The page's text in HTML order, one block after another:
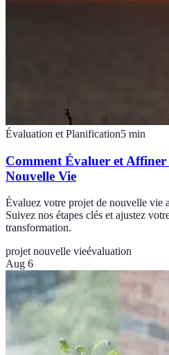
Évaluation et Planification5 min
Comment Évaluer et
Nouvelle Vie
Évaluez votre projet de nouvelle vie
Suivez nos étapes clés et ajustez
transformation.
projet nouvelle vieévaluation
Aug 6